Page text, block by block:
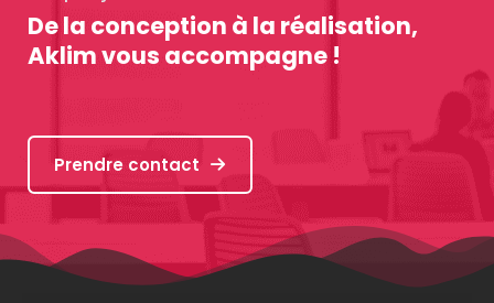
De la conception à la réalisation,
Aklim vous accompagne !
Prendre contact